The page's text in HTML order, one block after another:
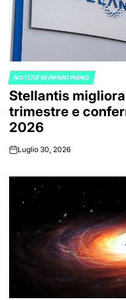
POSTED
IN
NOTIZIE IN PRIMO PIANO
Stellantis
trimestre e
2026
onLuglio 30, 2026